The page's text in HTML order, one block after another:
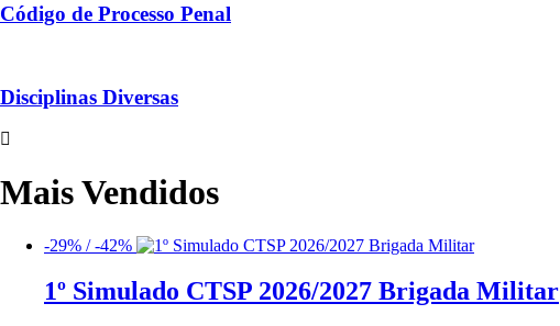
Código de Processo Penal
Disciplinas Diversas
Mais Vendidos
-29% / -42%
1º Simulado CTSP 2026/2027 Brigada Militar